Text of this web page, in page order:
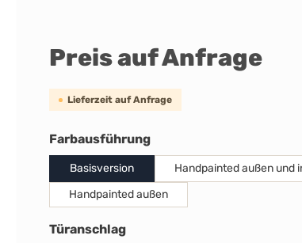
Preis auf Anfrage
Lieferzeit auf Anfrage
Farbausführungauswählen
Basisversion
Handpainted außen und
Handpainted außen
Türanschlagauswählen